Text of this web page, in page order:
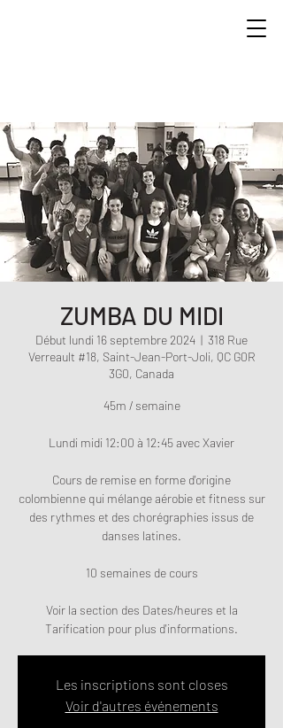
ZUMBA DU MIDI
Début lundi 16 septembre 2024
  |
318 Rue
Verreault #18, Saint-Jean-Port-Joli, QC G0R
3G0, Canada
45m / semaine
Lundi midi 12:00 à 12:45 avec Xavier
Cours de remise en forme d'origine
colombienne qui mélange aérobie et fitness sur
des rythmes et des chorégraphies issus de
danses latines.
10 semaines de cours
Voir la section des Dates/heures et la
Tarification pour plus d'informations.
Les inscriptions sont closes
Voir d'autres événements